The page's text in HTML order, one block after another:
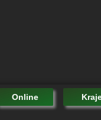
Online